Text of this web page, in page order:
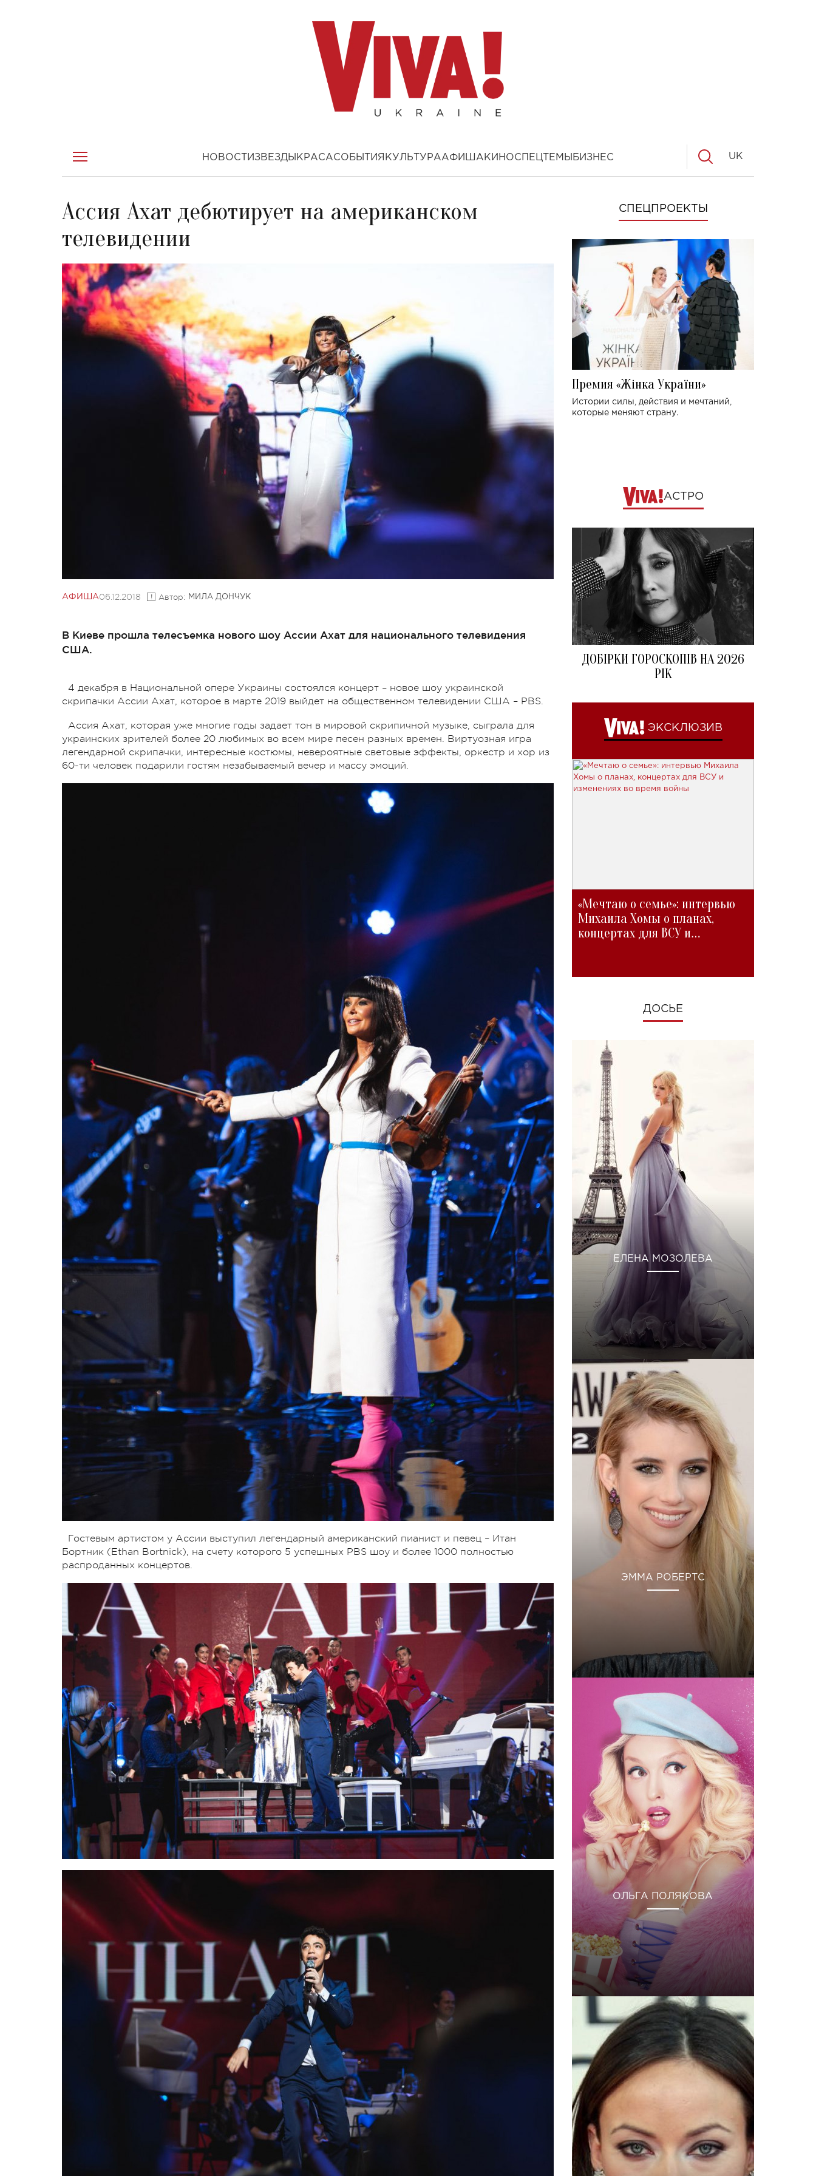
НОВОСТИ ЗВЕЗДЫ КРАСАСОБЫТИЯ КУЛЬТУРААФИША КИНОСПЕЦТЕМЫ БИЗНЕС UK
Ассия Ахат дебютирует на американском
телевидении
АФИША06.12.2018 Автор: МИЛА ДОНЧУК
В Киеве прошла телесъемка нового шоу Ассии Ахат для национального телевидения
США.
4 декабря в Национальной опере Украины состоялся концерт – новое шоу украинской
скрипачки Ассии Ахат, которое в марте 2019 выйдет на общественном телевидении США – PBS.
Ассия Ахат, которая уже многие годы задает тон в мировой скрипичной музыке, сыграла для
украинских зрителей более 20 любимых во всем мире песен разных времен. Виртуозная игра
легендарной скрипачки, интересные костюмы, невероятные световые эффекты, оркестр и хор из
60-ти человек подарили гостям незабываемый вечер и массу эмоций.
Гостевым артистом у Ассии выступил легендарный американский пианист и певец – Итан
Бортник (Ethan Bortnick), на счету которого 5 успешных PBS шоу и более 1000 полностью
распроданных концертов.
СПЕЦПРОЕКТЫ
Премия «Жінка України»
Истории силы, действия и мечтаний,
которые меняют страну.
АСТРО
ДОБІРКИ ГОРОСКОПІВ НА 2026
РІК
ЭКСКЛЮЗИВ
«Мечтаю о семье»: интервью
Михаила Хомы о планах,
концертах для ВСУ и
ДОСЬЕ
ЕЛЕНА МОЗОЛЕВА
ЭММА РОБЕРТС
ОЛЬГА ПОЛЯКОВА